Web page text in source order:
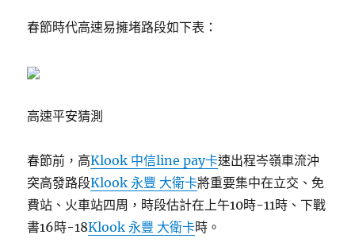
春節時代高速易擁堵路段如下表：
高速平安猜測
春節前，高Klook 中信line pay卡速出程岑嶺車流沖
突高發路段Klook 永豐 大衛卡將重要集中在立交、免
費站、火車站四周，時段估計在上午10時-11時、下戰
書16時-18Klook 永豐 大衛卡時。